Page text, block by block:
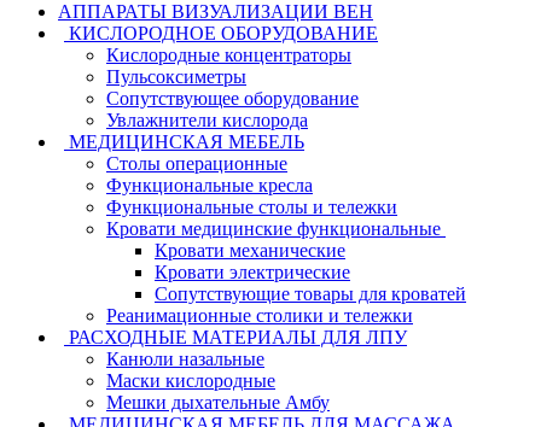
АППАРАТЫ ВИЗУАЛИЗАЦИИ ВЕН
КИСЛОРОДНОЕ ОБОРУДОВАНИЕ
Кислородные концентраторы
Пульсоксиметры
Сопутствующее оборудование
Увлажнители кислорода
МЕДИЦИНСКАЯ МЕБЕЛЬ
Столы операционные
Функциональные кресла
Функциональные столы и тележки
Кровати медицинские функциональные
Кровати механические
Кровати электрические
Сопутствующие товары для кроватей
Реанимационные столики и тележки
РАСХОДНЫЕ МАТЕРИАЛЫ ДЛЯ ЛПУ
Канюли назальные
Маски кислородные
Мешки дыхательные Амбу